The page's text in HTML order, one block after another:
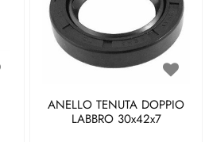
ANELLO TENUTA DOPPIO
LABBRO 30x42x7